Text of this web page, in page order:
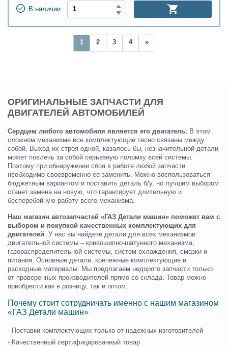
В наличии
1 2 3 4 »
ОРИГИНАЛЬНЫЕ ЗАПЧАСТИ ДЛЯ
ДВИГАТЕЛЕЙ АВТОМОБИЛЕЙ
Сердцем любого автомобиля является его двигатель. В этом
сложном механизме все комплектующие тесно связаны между
собой. Выход их строя одной, казалось бы, незначительной детали
может повлечь за собой серьезную поломку всей системы.
Поэтому при обнаружении сбоя в работе любой запчасти
необходимо своевременно ее заменить. Можно воспользоваться
бюджетным вариантом и поставить деталь б/у, но лучшим выбором
станет замена на новую, что гарантирует длительную и
бесперебойную работу всего механизма.
Наш магазин автозапчастей «ГАЗ Детали машин» поможет вам с
выбором и покупкой качественных комплектующих для
двигателей. У нас вы найдете детали для всех механизмов
двигательной системы – кривошипно-шатунного механизма,
газораспределительной системы, систем охлаждения, смазки и
питания. Основные детали, крепежные комплектующие и
расходные материалы. Мы предлагаем недорого запчасти только
от проверенных производителей прямо со склада. Товар можно
приобрести как в розницу, так и оптом.
Почему стоит сотрудничать именно с нашим магазином
«ГАЗ Детали машин»
- Поставки комплектующих только от надежных изготовителей
- Качественный сертифицированный товар